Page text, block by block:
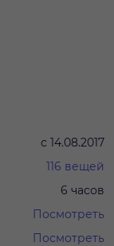
с 14.08.2017
116 вещей
6 часов
Посмотреть
Посмотреть